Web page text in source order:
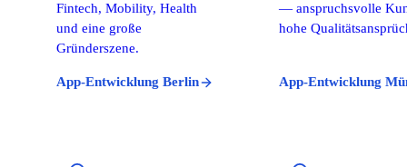
Fintech, Mobility, Health
und eine große
Gründerszene.
App-Entwicklung Berlin
— anspruchsvolle
hohe
App-Entwicklung